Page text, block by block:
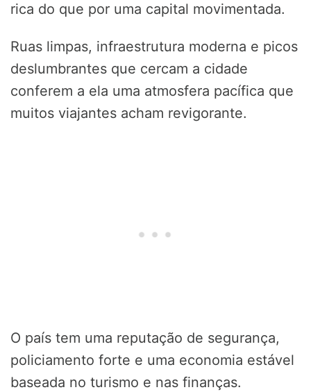
rica do que por uma capital movimentada.
Ruas limpas, infraestrutura moderna e picos
deslumbrantes que cercam a cidade
conferem a ela uma atmosfera pacífica que
muitos viajantes acham revigorante.
O país tem uma reputação de segurança,
policiamento forte e uma economia estável
baseada no turismo e nas finanças.